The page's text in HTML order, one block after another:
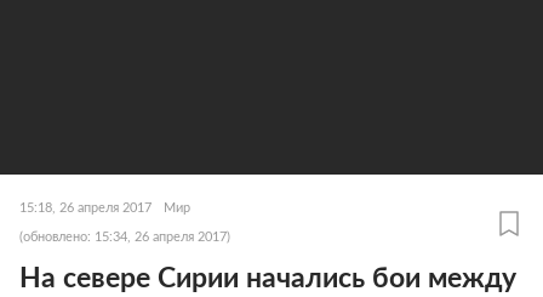
15:18, 26 апреля 2017 Мир
(обновлено: 15:34, 26 апреля 2017)
На севере Сирии начались бои между